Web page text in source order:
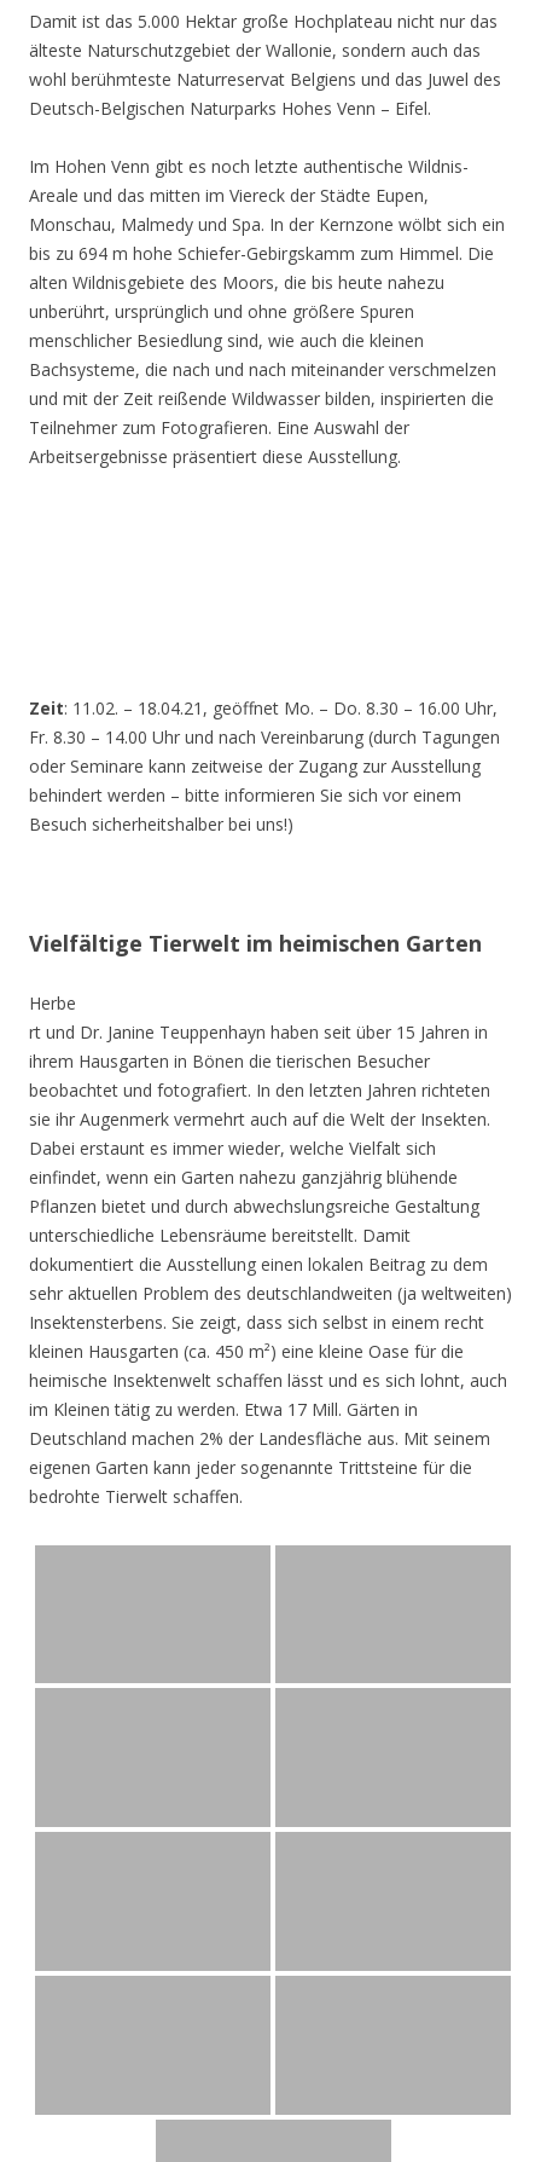
Damit ist das 5.000 Hektar große Hochplateau nicht nur das
älteste Naturschutzgebiet der Wallonie, sondern auch das
wohl berühmteste Naturreservat Belgiens und das Juwel des
Deutsch-Belgischen Naturparks Hohes Venn – Eifel.
Im Hohen Venn gibt es noch letzte authentische Wildnis-
Areale und das mitten im Viereck der Städte Eupen,
Monschau, Malmedy und Spa. In der Kernzone wölbt sich ein
bis zu 694 m hohe Schiefer-Gebirgskamm zum Himmel. Die
alten Wildnisgebiete des Moors, die bis heute nahezu
unberührt, ursprünglich und ohne größere Spuren
menschlicher Besiedlung sind, wie auch die kleinen
Bachsysteme, die nach und nach miteinander verschmelzen
und mit der Zeit reißende Wildwasser bilden, inspirierten die
Teilnehmer zum Fotografieren. Eine Auswahl der
Arbeitsergebnisse präsentiert diese Ausstellung.
Zeit: 11.02. – 18.04.21, geöffnet Mo. – Do. 8.30 – 16.00 Uhr,
Fr. 8.30 – 14.00 Uhr und nach Vereinbarung (durch Tagungen
oder Seminare kann zeitweise der Zugang zur Ausstellung
behindert werden – bitte informieren Sie sich vor einem
Besuch sicherheitshalber bei uns!)
Vielfältige Tierwelt im heimischen Garten
Herbe
rt und Dr. Janine Teuppenhayn haben seit über 15 Jahren in
ihrem Hausgarten in Bönen die tierischen Besucher
beobachtet und fotografiert. In den letzten Jahren richteten
sie ihr Augenmerk vermehrt auch auf die Welt der Insekten.
Dabei erstaunt es immer wieder, welche Vielfalt sich
einfindet, wenn ein Garten nahezu ganzjährig blühende
Pflanzen bietet und durch abwechslungsreiche Gestaltung
unterschiedliche Lebensräume bereitstellt. Damit
dokumentiert die Ausstellung einen lokalen Beitrag zu dem
sehr aktuellen Problem des deutschlandweiten (ja weltweiten)
Insektensterbens. Sie zeigt, dass sich selbst in einem recht
kleinen Hausgarten (ca. 450 m²) eine kleine Oase für die
heimische Insektenwelt schaffen lässt und es sich lohnt, auch
im Kleinen tätig zu werden. Etwa 17 Mill. Gärten in
Deutschland machen 2% der Landesfläche aus. Mit seinem
eigenen Garten kann jeder sogenannte Trittsteine für die
bedrohte Tierwelt schaffen.